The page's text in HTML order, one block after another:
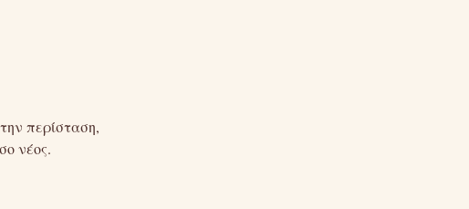
περίσταση,
νέος.